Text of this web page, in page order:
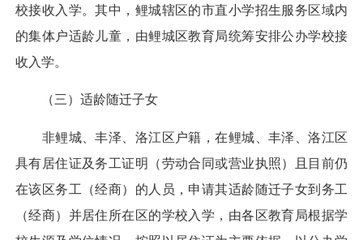
校接收入学。其中，鲤城辖区的市直小学招生服务区域内
的集体户适龄儿童，由鲤城区教育局统筹安排公办学校接
收入学。
（三）适龄随迁子女
非鲤城、丰泽、洛江区户籍，在鲤城、丰泽、洛江区
具有居住证及务工证明（劳动合同或营业执照）且目前仍
在该区务工（经商）的人员，申请其适龄随迁子女到务工
（经商）并居住所在区的学校入学，由各区教育局根据学